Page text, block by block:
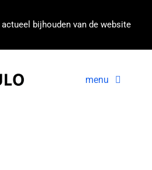
bijhouden van de website
menu